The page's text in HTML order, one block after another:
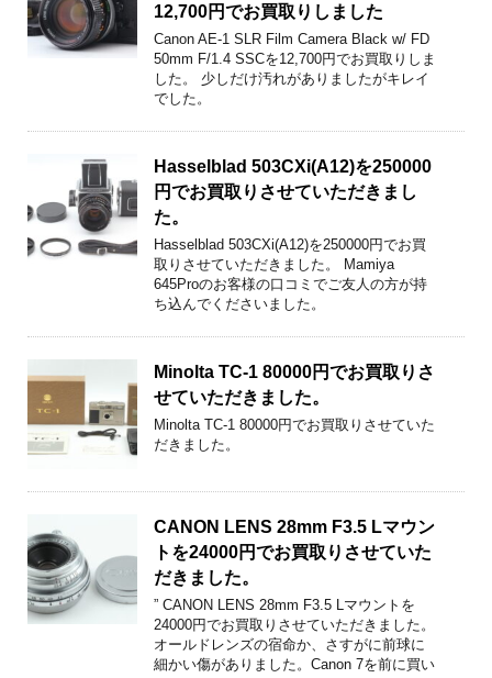
12,700円でお買取りしました
Canon AE-1 SLR Film Camera Black w/ FD
50mm F/1.4 SSCを12,700円でお買取りしま
した。 少しだけ汚れがありましたがキレイ
でした。
Hasselblad 503CXi(A12)を250000
円でお買取りさせていただきまし
た。
Hasselblad 503CXi(A12)を250000円でお買
取りさせていただきました。 Mamiya
645Proのお客様の口コミでご友人の方が持
ち込んでくださいました。
Minolta TC-1 80000円でお買取りさ
せていただきました。
Minolta TC-1 80000円でお買取りさせていた
だきました。
CANON LENS 28mm F3.5 Lマウン
トを24000円でお買取りさせていた
だきました。
” CANON LENS 28mm F3.5 Lマウントを
24000円でお買取りさせていただきました。
オールドレンズの宿命か、さすがに前球に
細かい傷がありました。Canon 7を前に買い